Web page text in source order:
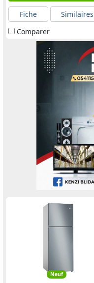
Fiche
Similaires
Comparer
Neuf